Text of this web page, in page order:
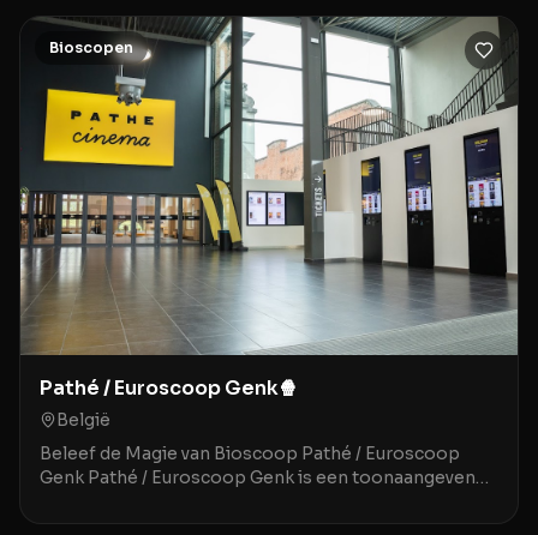
Bioscopen
Pathé / Euroscoop Genk🍿
België
Beleef de Magie van Bioscoop Pathé / Euroscoop
Genk Pathé / Euroscoop Genk is een toonaangevende